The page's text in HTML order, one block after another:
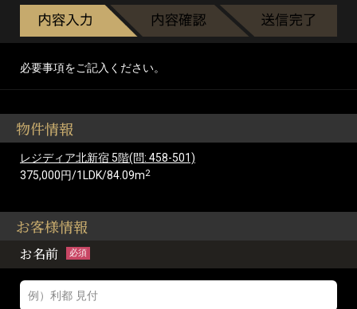
必要事項をご記入ください。
物件情報
レジディア北新宿 5階(問: 458-501)
375,000円/1LDK/84.09m2
お客様情報
お名前 必須